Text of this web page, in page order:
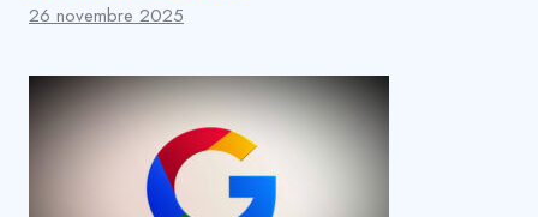
26 novembre 2025